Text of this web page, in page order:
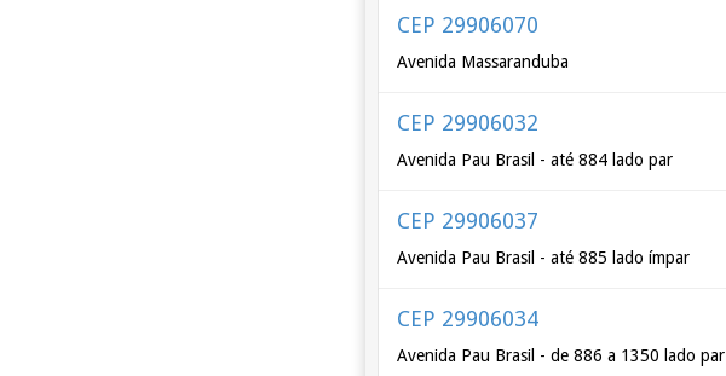
CEP 29906070
Avenida Massaranduba
CEP 29906032
Avenida Pau Brasil - até 884 lado par
CEP 29906037
Avenida Pau Brasil - até 885 lado ímpar
CEP 29906034
Avenida Pau Brasil - de 886 a 1350 lado par